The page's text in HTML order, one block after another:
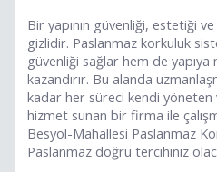
Bir yapının güvenliği, estetiği
gizlidir. Paslanmaz korkuluk
güvenliği sağlar hem de
kazandırır. Bu alanda
kadar her süreci kendi
hizmet sunan bir firma ile
Besyol-Mahallesi Paslanmaz
Paslanmaz doğru tercihiniz